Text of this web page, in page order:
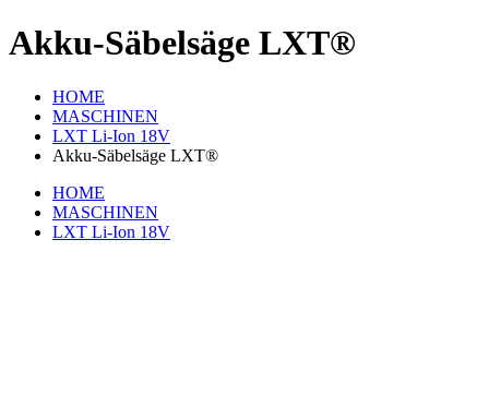
Akku-Säbelsäge LXT®
HOME
MASCHINEN
LXT Li-Ion 18V
Akku-Säbelsäge LXT®
HOME
MASCHINEN
LXT Li-Ion 18V